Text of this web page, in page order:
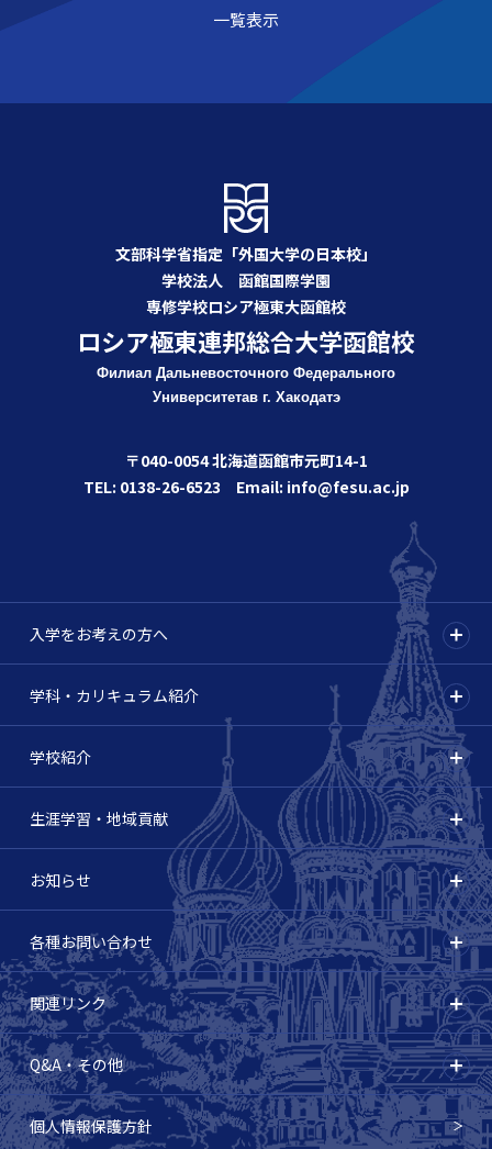
一覧表示
文部科学省指定「外国大学の日本校」
学校法人 函館国際学園
専修学校ロシア極東大函館校
ロシア極東連邦総合大学函館校
Филиал Дальневосточного Федерального
Университетав г. Хакодатэ
〒040-0054 北海道函館市元町14-1
TEL: 0138-26-6523 Email: info@fesu.ac.jp
入学をお考えの方へ
学科・カリキュラム紹介
学校紹介
生涯学習・地域貢献
お知らせ
各種お問い合わせ
関連リンク
Q&A・その他
個人情報保護方針